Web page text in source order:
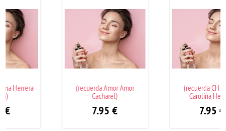
(recuerda Amor Amor
(recuerda CH Woman
Carolina Herrera)